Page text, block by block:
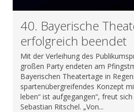
40. Bayerische
erfolgreich beendet
Mit der Verleihung des
großen Party endeten am
Bayerischen Theatertage in
spartenübergreifendes Konzept
leben“ ist aufgegangen“, freut
Sebastian Ritschel. „Von...